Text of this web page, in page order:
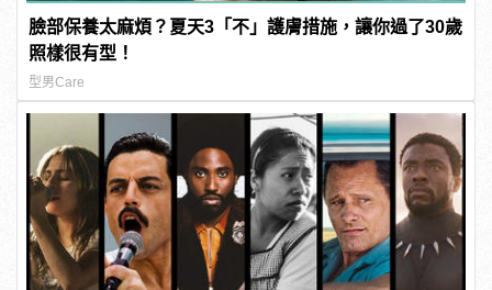
臉部保養太麻煩？夏天3「不」護膚措施，讓你過了30歲
照樣很有型！
型男Care